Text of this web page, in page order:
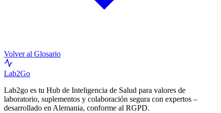
Volver al Glosario
Lab2Go
Lab2go es tu Hub de Inteligencia de Salud para valores de
laboratorio, suplementos y colaboración segura con expertos –
desarrollado en Alemania, conforme al RGPD.